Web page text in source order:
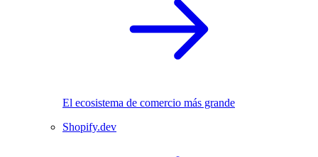
El ecosistema de comercio más grande
Shopify.dev